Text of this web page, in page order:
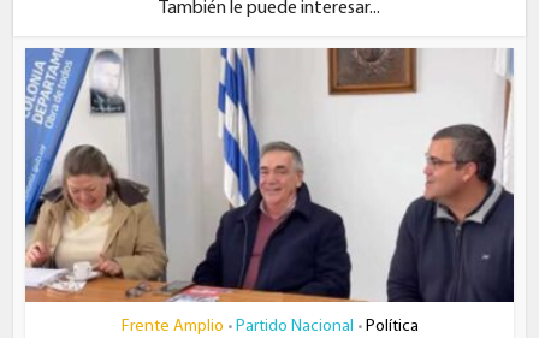
También le puede interesar...
Frente Amplio • Partido Nacional • Política